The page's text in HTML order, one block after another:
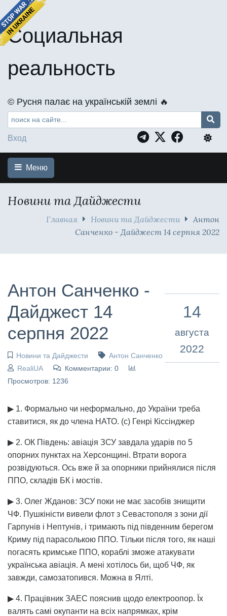
Социальная
реальность
©️ Русня палає на українській землі 🔥
Вход
Меню
Новини та Дайджести
Главная Новини та Дайджести
Антон
Санченко - Дайджест 14 серпня 2022
Антон Санченко -
Дайджест 14
серпня 2022
Новини та Дайджести
Антон Санченко
RealiUA
Комментарии: 0
Просмотров: 1236
14
августа
2022
▶ 1. Формально чи неформально, до України треба
ставитися, як до члена НАТО. (с) Генрі Кіссінджер
▶ 2. ОК Південь: авіація ЗСУ завдала ударів по 5
опорних пунктах на Херсонщині. Втрати ворога
розвідуються. Ось вже й за опорники прийнялися після
ППО, складів БК і мостів.
▶ 3. Олег Жданов: ЗСУ поки не має засобів знищити
ЧФ. Пушкіністи вивели флот з Севастополя з зони дії
Гарпунів і Нептунів, і тримають під південним берегом
Криму під парасолькою ППО. Тільки після того, як наші
погасять кримське ППО, кораблі зможе атакувати
українська авіація. А мені хотілось би, щоб ЧФ, як
завжди, самозатопився. Можна в Ялті.
▶ 4. Працівник ЗАЕС пояснив щодо електроопор. Їх
валять самі окупанти на всіх напрямках, крім